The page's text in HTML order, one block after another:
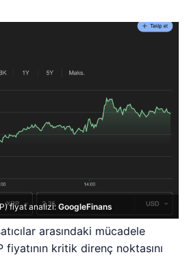
fiyat analizi:GoogleFinans
arasındaki mücadele
kritik direnç noktasını